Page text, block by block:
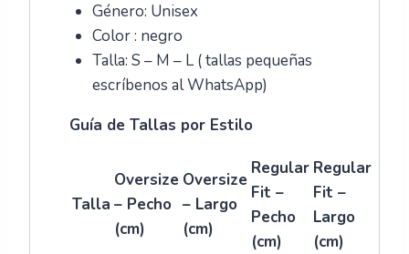
Género: Unisex
Color : negro
Talla: S – M – L ( tallas pequeñas
escríbenos al WhatsApp)
Guía de Tallas por Estilo
Talla
Oversize
– Pecho
(cm)
Oversize
– Largo
(cm)
Regular
Fit –
Pecho
(cm)
Regular
Fit –
Largo
(cm)